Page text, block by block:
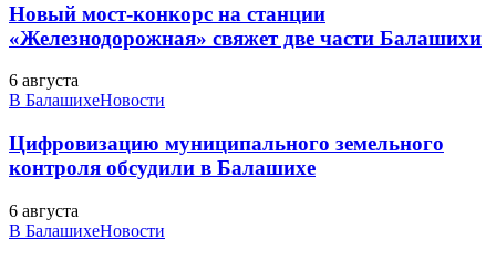
Новый мост-конкорс на станции
«Железнодорожная» свяжет две части Балашихи
6 августа
В БалашихеНовости
Цифровизацию муниципального земельного
контроля обсудили в Балашихе
6 августа
В БалашихеНовости